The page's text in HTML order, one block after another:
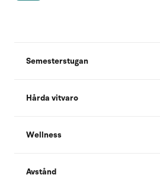
Semesterstugan
Hårda vitvaro
Wellness
Avstånd